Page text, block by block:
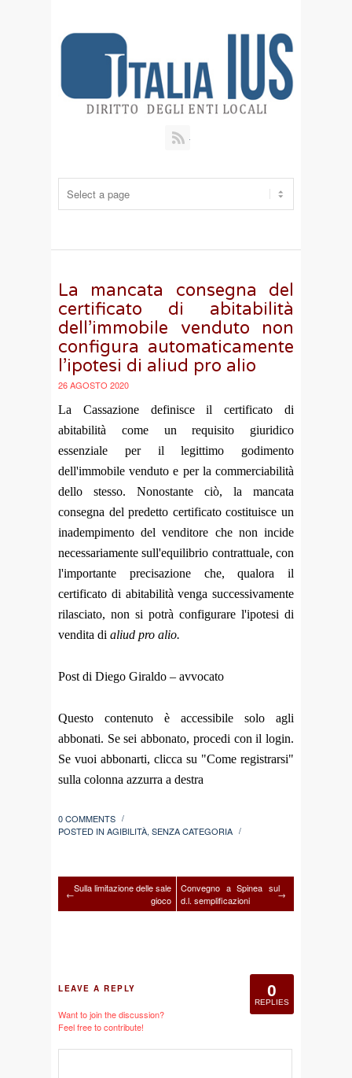
La mancata consegna del
certificato di abitabilità
dell’immobile venduto non
configura automaticamente
l’ipotesi di aliud pro alio
26 AGOSTO 2020
La Cassazione definisce il certificato di
abitabilità come un requisito giuridico
essenziale per il legittimo godimento
dell'immobile venduto e per la commerciabilità
dello stesso. Nonostante ciò, la mancata
consegna del predetto certificato costituisce un
inadempimento del venditore che non incide
necessariamente sull'equilibrio contrattuale, con
l'importante precisazione che, qualora il
certificato di abitabilità venga successivamente
rilasciato, non si potrà configurare l'ipotesi di
vendita di aliud pro alio.
Post di Diego Giraldo – avvocato
Questo contenuto è accessibile solo agli
abbonati. Se sei abbonato, procedi con il login.
Se vuoi abbonarti, clicca su "Come registrarsi"
sulla colonna azzurra a destra
0 COMMENTS /
POSTED IN AGIBILITÀ,SENZA CATEGORIA /
←Sulla limitazione delle sale
gioco
Convegno a Spinea sul
d.l. semplificazioni
→
0
REPLIES
LEAVE A REPLY
Want to join the discussion?
Feel free to contribute!